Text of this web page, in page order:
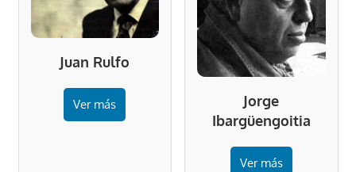
Juan Rulfo
Ver más
Jorge
Ibargüengoitia
Ver más